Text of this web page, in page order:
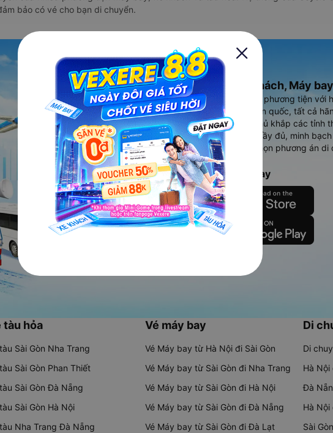
bảo có vé cho bạn di chuyển.
Ứng dụng đặt vé Xe khách, Máy
Vexere - ứng dụng đặt vé đa phương tiện với
cao, 5000+ tuyến đường toàn quốc, tất cả
vụ thuê xe máy, xe du lịch phủ khắp các tỉnh
Ứng dụng hiển thị thông tin đầy đủ, minh
người dùng so sánh và lựa chọn phương án
chóng và phù hợp nhất.
Tải ứng dụng Vexere ngay
tàu hỏa
Sài Gòn Nha Trang
Sài Gòn Phan Thiết
Sài Gòn Đà Nẵng
Sài Gòn Hà Nội
Nha Trang Đà Nẵng
Vé máy bay
Vé Máy bay từ Hà Nội đi Sài Gòn
Vé Máy bay từ Sài Gòn đi Nha Trang
Vé Máy bay từ Sài Gòn đi Hà Nội
Vé Máy bay từ Sài Gòn đi Đà Nẵng
Vé Máy bay từ Sài Gòn đi Đà Lạt
Di
Di
Hà Nội
Đà
Hà
Sài